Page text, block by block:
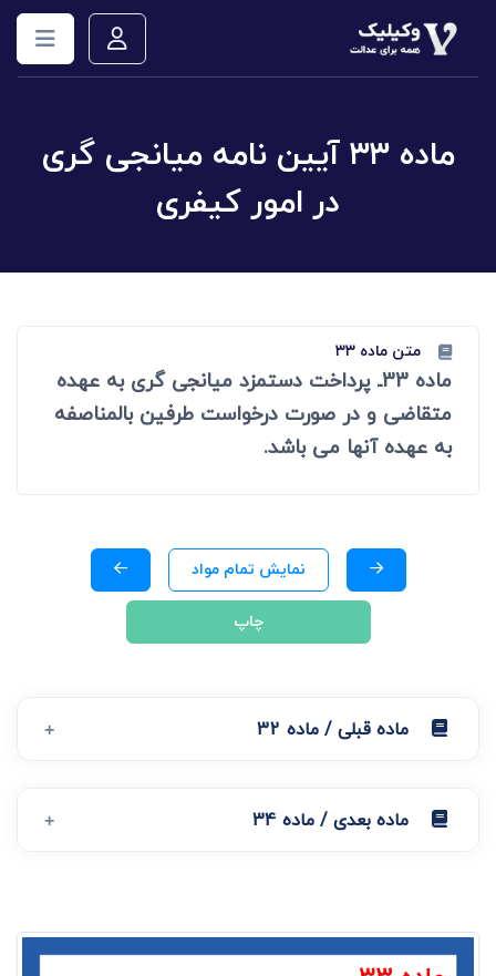
ماده ۳۳ آیین نامه میانجی گری
در امور کیفری
متن ماده ۳۳
ماده 33ـ پرداخت دستمزد میانجی گری به عهده
متقاضی و در صورت درخواست طرفین بالمناصفه
به عهده آنها می باشد.
نمایش تمام مواد
چاپ
ماده قبلی / ماده 32
ماده بعدی / ماده 34